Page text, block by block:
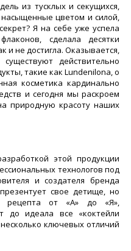
из тусклых и секущихся,
цветом и силой,
Я на себе уже успела
сделала десятки
и не достигла. Оказывается,
действительно
такие как Lundenilona, о
косметика кардинально
и сегодня мы раскроем
природную красоту наших
этой продукции
технологов под
и создателя бренда
свое детище, но
рецепта от «А» до «Я»,
до идеала все «коктейли
ключевых отличий